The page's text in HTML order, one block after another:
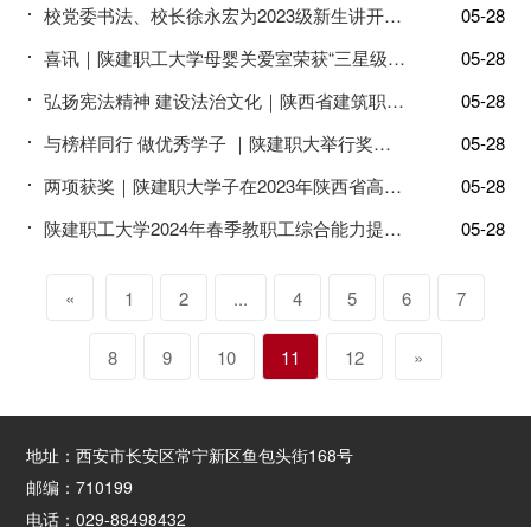
校党委书法、校长徐永宏为2023级新生讲开学第一课：行而不辍 未来可期
05-28
喜讯｜陕建职工大学母婴关爱室荣获“三星级母婴关爱室省级示范点”荣誉称号！
05-28
弘扬宪法精神 建设法治文化｜陕西省建筑职工大学举办国家宪法日普法宣传讲座
05-28
与榜样同行 做优秀学子 ｜陕建职大举行奖学金获得者学习经验分享会
05-28
两项获奖｜陕建职大学子在2023年陕西省高等职业院校技能大赛取得优异成绩
05-28
陕建职工大学2024年春季教职工综合能力提升培训班顺利结业
05-28
« 1 2 ... 4 5 6 7
8 9 10 11 12 »
地址：西安市长安区常宁新区鱼包头街168号
邮编：710199
电话：029-88498432